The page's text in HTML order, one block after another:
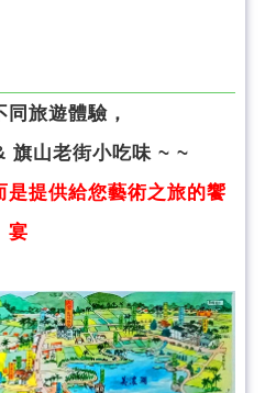
旅遊體驗，
旗山老街小吃味 ~ ~
是提供給您藝術之旅的饗
宴